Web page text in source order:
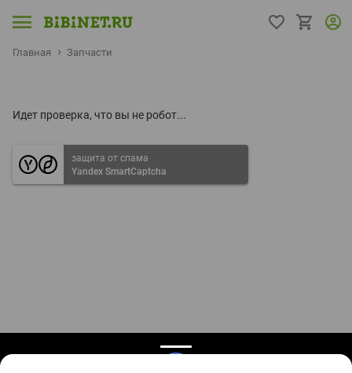
Главная Запчасти
Идет проверка, что вы не робот...
защита от спама
Yandex SmartCaptcha